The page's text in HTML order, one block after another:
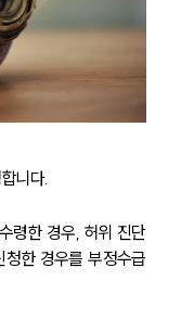
니다.
령한 경우, 허위 진단
한 경우를 부정수급